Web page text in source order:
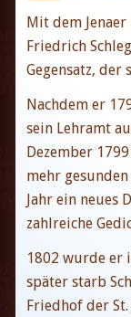
Mit dem
Friedrich
Gegensatz,
Nachdem er
sein Lehramt
Dezember
mehr
Jahr ein neues
zahlreiche
1802 wurde er
später starb
Friedhof der